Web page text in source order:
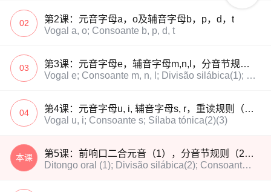
02
第2课：元音字母a，o及辅音字母b，p，d，t
Vogal a, o; Consoante b, p, d, t
03
第3课：元音字母e，辅音字母m,n,l，分音节规则（1），重读规则（1）
Vogal e; Consoante m, n, l; Divisão silábica(1); Sílaba tónica(1)
04
第4课：元音字母u, i, 辅音字母s, r，重读规则（2）（3）
Vogal u, i; Consoante s; Sílaba tónica(2)(3)
本课
第5课：前响口二合元音（1），分音节规则（2），辅音字母c, g
Ditongo oral (1); Divisão silábica(2); Consoante c, g